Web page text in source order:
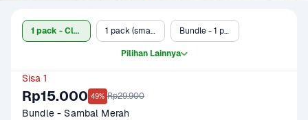
1 pack - Clearance Sale 1 pack (small) Bundle - 1 pack
Pilihan Lainnya
Sisa 1
Rp15.000 49% Rp29.900
Bundle - Sambal Merah